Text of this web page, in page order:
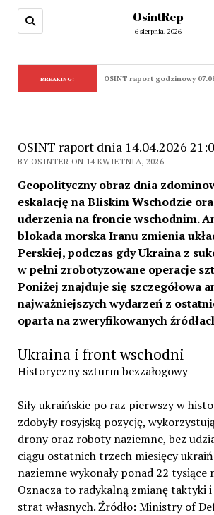
OsintRep
6 sierpnia, 2026
BREAKING: OSINT raport godzinowy
OSINT raport dnia 14.04.2026
BY OSINTER ON 14 KWIETNIA, 2026
Geopolityczny obraz dnia
eskalację na Bliskim Wschodzie
uderzenia na froncie wschodnim.
blokada morska Iranu zmienia
Perskiej, podczas gdy Ukraina z
w pełni zrobotyzowane operacje
Poniżej znajduje się szczegółowa
najważniejszych wydarzeń z
oparta na zweryfikowanych
Ukraina i front wschodni
Historyczny szturm bezzałogowy
Siły ukraińskie po raz pierwszy w
zdobyły rosyjską pozycję,
drony oraz roboty naziemne, bez
ciągu ostatnich trzech miesięcy
naziemne wykonały ponad 22 tysiące
Oznacza to radykalną zmianę taktyki
strat własnych. Źródło: Ministry of